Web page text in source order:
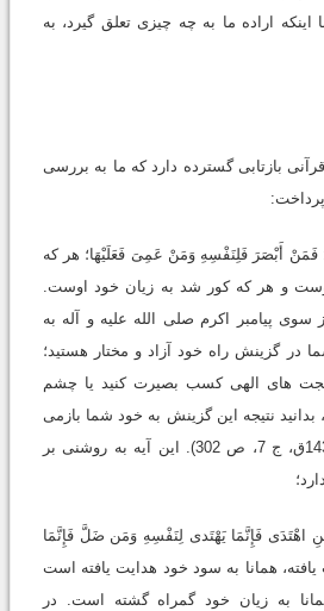
اراده ما به چه چیزى تعلق گیرد، به
قرآنى بازتابى گسترده دارد که ما به بررسى
انعام: فَمَنْ أَبْصَرَ فَلِنَفْسِهِ وَمَنْ عَمِیَ فَعَلَیْهَا؛ هر که
و هر که کور شد به زیان خود اوست.
پیامبر اکرم صلى الله علیه و آله به
در گزینش راه خود آزاد و مختار هستید؛
هاى الهى کسب بصیرت کنید یا چشم
بدانید نتیجه این گزینش به خود شما بازمى
گردد (ر.ک: طباطبائى، 1430ق، ج 7، ص 302). این آیه به روشنى بر
مَّنِ اهْتَدَى فَإِنَّمَا یَهْتَدی لِنَفْسِهِ وَمَن ضَلَّ فَإِنَّمَا
همانا به سود خود هدایت یافته است
به زیان خود گمراه گشته است. در